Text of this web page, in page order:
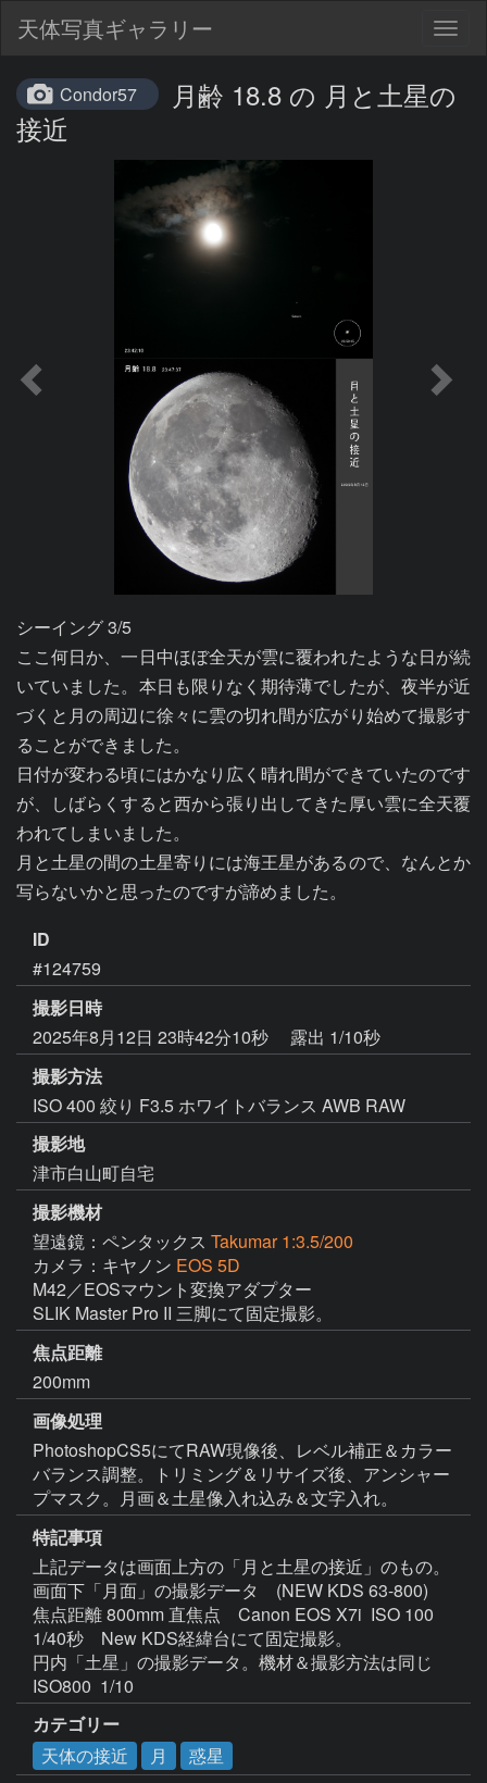
天体写真ギャラリー
Condor57
月齢 18.8 の 月と土星の
接近
シーイング 3/5
ここ何日か、一日中ほぼ全天が雲に覆われたような日が続
いていました。本日も限りなく期待薄でしたが、夜半が近
づくと月の周辺に徐々に雲の切れ間が広がり始めて撮影す
ることができました。
日付が変わる頃にはかなり広く晴れ間ができていたのです
が、しばらくすると西から張り出してきた厚い雲に全天覆
われてしまいました。
月と土星の間の土星寄りには海王星があるので、なんとか
写らないかと思ったのですが諦めました。
ID
#124759
撮影日時
2025年8月12日 23時42分10秒
露出 1/10秒
撮影方法
ISO 400 絞り F3.5 ホワイトバランス AWB RAW
撮影地
津市白山町自宅
撮影機材
望遠鏡：ペンタックス Takumar 1:3.5/200
カメラ：キヤノン EOS 5D
M42／EOSマウント変換アダプター
SLIK Master Pro II 三脚にて固定撮影。
焦点距離
200mm
画像処理
PhotoshopCS5にてRAW現像後、レベル補正＆カラー
バランス調整。トリミング＆リサイズ後、アンシャー
プマスク。月画＆土星像入れ込み＆文字入れ。
特記事項
上記データは画面上方の「月と土星の接近」のもの。
画面下「月面」の撮影データ　(NEW KDS 63-800)
焦点距離 800mm 直焦点　Canon EOS X7i  ISO 100
1/40秒　New KDS経緯台にて固定撮影。
円内「土星」の撮影データ。機材＆撮影方法は同じ
ISO800  1/10
カテゴリー
天体の接近
月
惑星